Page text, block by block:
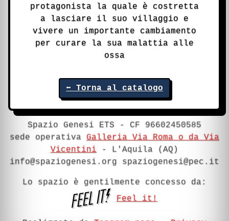
protagonista la quale è costretta
a lasciare il suo villaggio e
vivere un importante cambiamento
per curare la sua malattia alle
ossa
⬅ Torna al catalogo
Spazio Genesi ETS - CF 96602450585
sede operativa Galleria Via Roma o da Via
Vicentini - L'Aquila (AQ)
info@spaziogenesi.org
spaziogenesi@pec.it
Lo spazio è gentilmente concesso da:
Feel it!